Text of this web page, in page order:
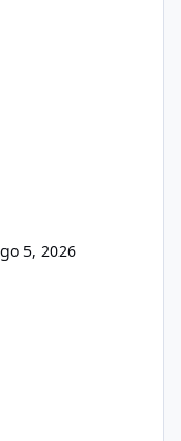
5, 2026